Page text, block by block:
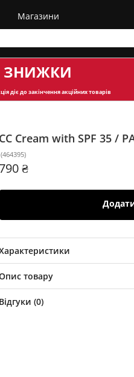
Магазини
ЗНИЖКИ
діє до закінчення акційних товарів
СС Cream with SPF 35 /
(464395)
790 ₴
товару
Відгуки (0)